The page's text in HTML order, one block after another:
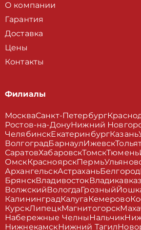
О компании
Гарантия
Доставка
Цены
Контакты
Филиалы
МоскваСанкт-Петербург
Ростов-на-ДонуНижний
ЧелябинскЕкатеринбургКазань
ВолгоградБарнаулИжевск
СаратовХабаровскТомскТюмень
ОмскКрасноярскПермь
АрхангельскАстраханьБелгород
БрянскВладивостокВладикавказ
ВолжскийВологдаГрозный
КалининградКалугаКемерово
КурскЛипецкМагнитогорск
Набережные ЧелныНальчик
НижнекамскНижний Тагил